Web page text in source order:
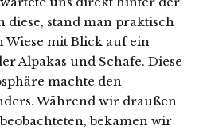
diese, stand man praktisch
Wiese mit Blick auf ein
Alpakas und Schafe. Diese
machte den
Während wir draußen
bekamen wir